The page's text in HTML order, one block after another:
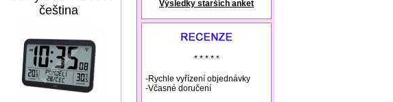
čeština
natural remedies rosacea
Výsledky starších anket
* * * * *
-Rychle vyřízení objednávky
-Včasné doručení